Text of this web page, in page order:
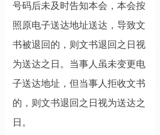
号码后未及时告知本会，本会按
照原电子送达地址送达，导致文
书被退回的，则文书退回之日视
为送达之日。当事人虽未变更电
子送达地址，但当事人拒收文书
的，则文书退回之日视为送达之
日。